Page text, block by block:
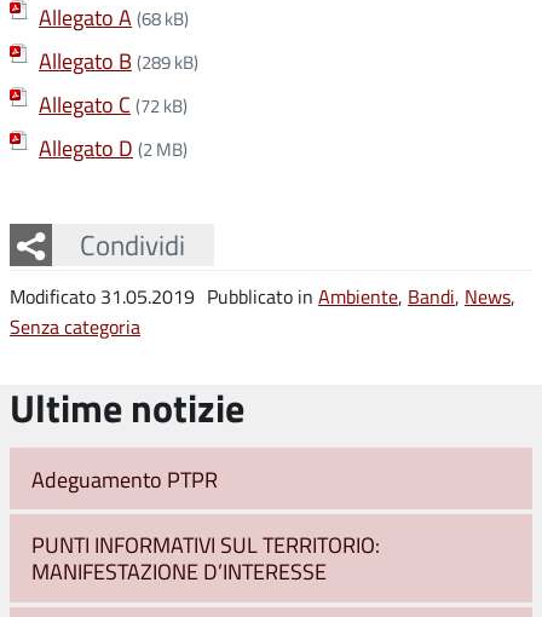
Allegato A(68 kB)
Allegato B(289 kB)
Allegato C (72 kB)
Allegato D (2 MB)
Condividi
Facebook
Twitter
Whatsapp
Modificato 31.05.2019 Pubblicato in Ambiente, Bandi, News,
Senza categoria
Ultime notizie
Adeguamento PTPR
PUNTI INFORMATIVI SUL TERRITORIO:
MANIFESTAZIONE D’INTERESSE